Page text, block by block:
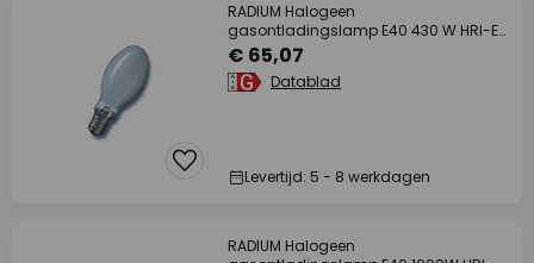
RADIUM Halogeen
gasontladingslamp E40 430 W HRI-E
NSC/S/F Ra92
€ 65,07
Datablad
Levertijd: 5 - 8 werkdagen
RADIUM Halogeen